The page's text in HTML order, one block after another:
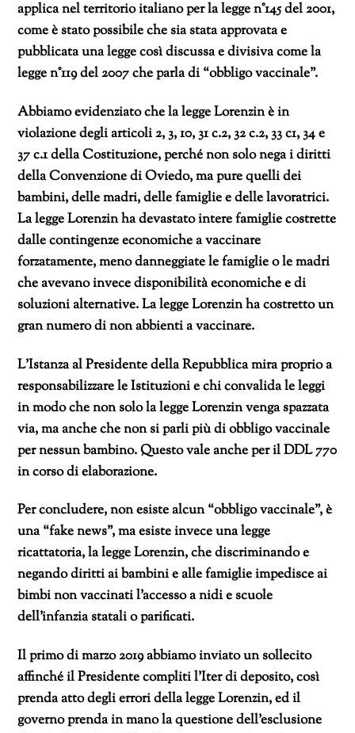
applica nel territorio italiano per la legge n°145 del 2001,
come è stato possibile che sia stata approvata e
pubblicata una legge così discussa e divisiva come la
legge n°119 del 2007 che parla di “obbligo vaccinale”.
Abbiamo evidenziato che la legge Lorenzin è in
violazione degli articoli 2, 3, 10, 31 c.2, 32 c.2, 33 c1, 34 e
37 c.1 della Costituzione, perché non solo nega i diritti
della Convenzione di Oviedo, ma pure quelli dei
bambini, delle madri, delle famiglie e delle lavoratrici.
La legge Lorenzin ha devastato intere famiglie costrette
dalle contingenze economiche a vaccinare
forzatamente, meno danneggiate le famiglie o le madri
che avevano invece disponibilità economiche e di
soluzioni alternative. La legge Lorenzin ha costretto un
gran numero di non abbienti a vaccinare.
L’Istanza al Presidente della Repubblica mira proprio a
responsabilizzare le Istituzioni e chi convalida le leggi
in modo che non solo la legge Lorenzin venga spazzata
via, ma anche che non si parli più di obbligo vaccinale
per nessun bambino. Questo vale anche per il DDL 770
in corso di elaborazione.
Per concludere, non esiste alcun “obbligo vaccinale”, è
una “fake news”, ma esiste invece una legge
ricattatoria, la legge Lorenzin, che discriminando e
negando diritti ai bambini e alle famiglie impedisce ai
bimbi non vaccinati l’accesso a nidi e scuole
dell’infanzia statali o parificati.
Il primo di marzo 2019 abbiamo inviato un sollecito
affinché il Presidente compliti l’Iter di deposito, così
prenda atto degli errori della legge Lorenzin, ed il
governo prenda in mano la questione dell’esclusione